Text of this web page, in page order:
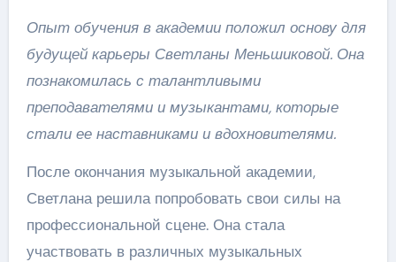
Опыт обучения в академии положил основу для
будущей карьеры Светланы Меньшиковой. Она
познакомилась с талантливыми
преподавателями и музыкантами, которые
стали ее наставниками и вдохновителями.
После окончания музыкальной академии,
Светлана решила попробовать свои силы на
профессиональной сцене. Она стала
участвовать в различных музыкальных